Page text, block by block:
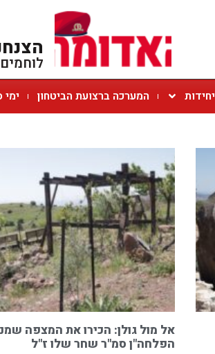
יחידות המערכה ברצועת הביטחון ימי
אל מול גולן: הכירו את המצפה
הפלחה"ן סמ"ר שחר שלו ז"ל